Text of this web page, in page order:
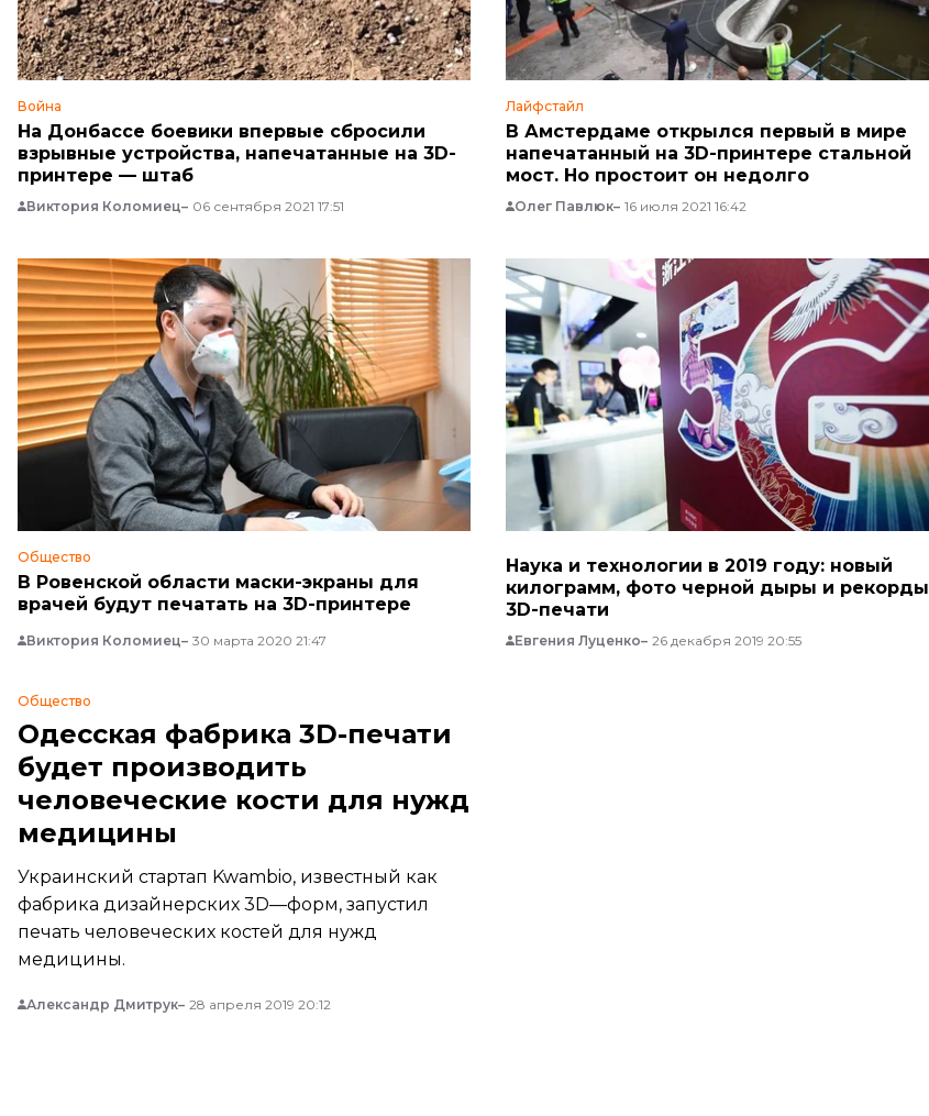
Война
На Донбассе боевики впервые сбросили
взрывные устройства, напечатанные на 3D-
принтере — штаб
Виктория Коломиец 06 сентября 2021 17:51
Лайфстайл
В Амстердаме открылся первый в мире
напечатанный на 3D-принтере стальной
мост. Но простоит он недолго
Олег Павлюк 16 июля 2021 16:42
Общество
В Ровенской области маски-экраны для
врачей будут печатать на 3D-принтере
Виктория Коломиец 30 марта 2020 21:47
Наука и технологии в 2019 году: новый
килограмм, фото черной дыры и рекорды
3D-печати
Евгения Луценко 26 декабря 2019 20:55
Общество
Одесская фабрика 3D-печати
будет производить
человеческие кости для нужд
медицины
Украинский стартап Kwambio, известный как
фабрика дизайнерских 3D—форм, запустил
печать человеческих костей для нужд
медицины.
Александр Дмитрук 28 апреля 2019 20:12